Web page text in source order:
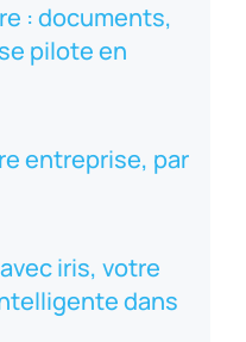
: documents,
pilote en
entreprise, par
iris, votre
dans